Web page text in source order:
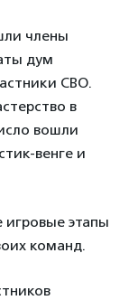
члены
дум
СВО.
в
вошли
венге и
игровые этапы
команд.